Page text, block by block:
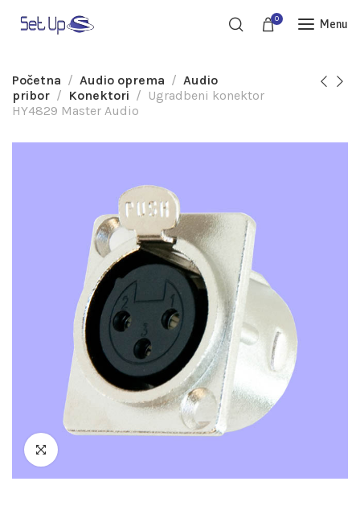
0 Menu
Početna Audio oprema
Audio
pribor
Konektori
Ugradbeni konektor
HY4829 Master Audio